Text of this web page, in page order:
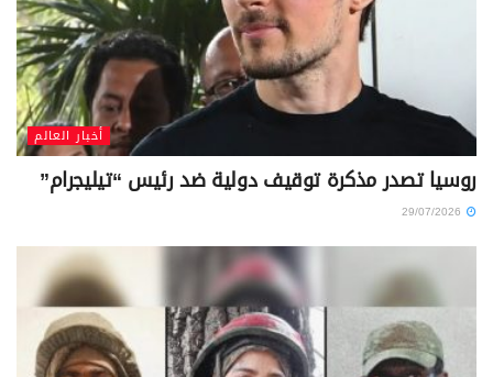
أخبار العالم
روسيا تصدر مذكرة توقيف دولية ضد رئيس “تيليجرام”